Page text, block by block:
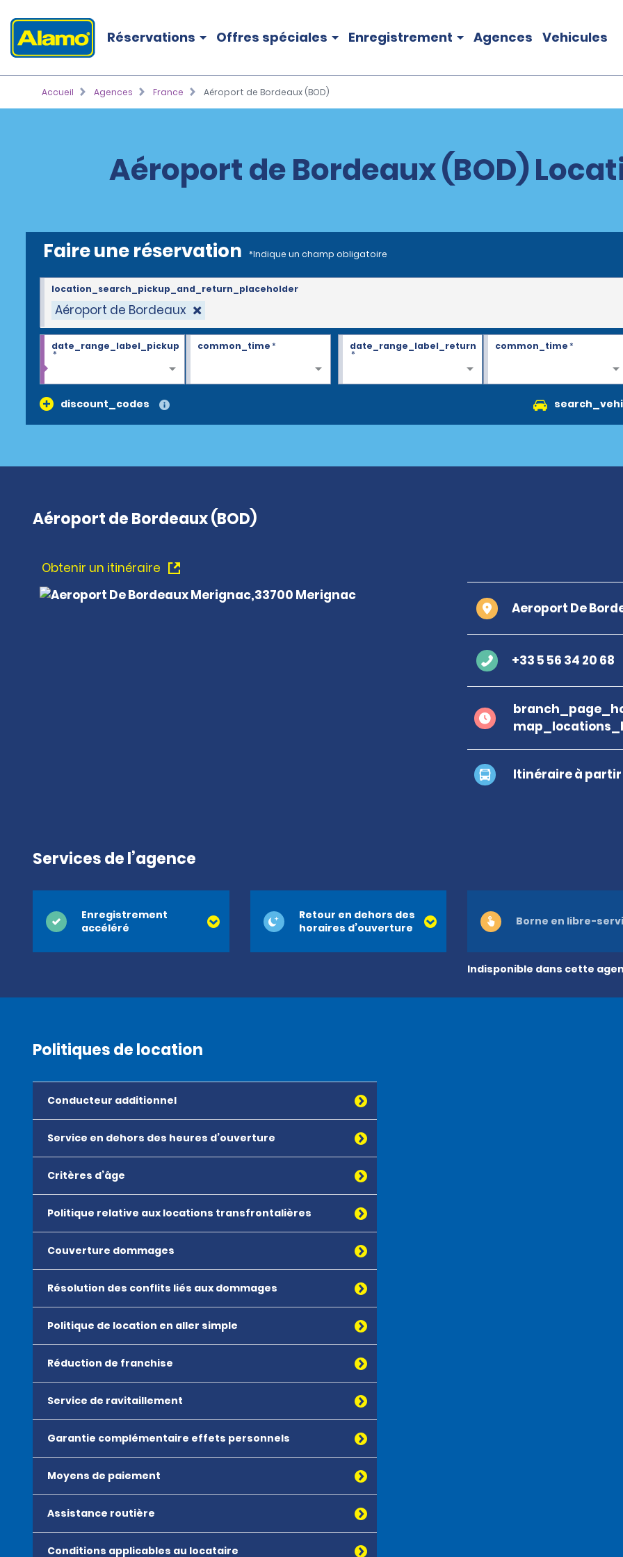
Réservations Offres spéciales Enregistrement Agences Vehicules
Accueil Agences France Aéroport de Bordeaux (BOD)
Aéroport de Bordeaux (BOD)
Faire une réservation *Indique un champ obligatoire
Aéroport de Bordeaux
location_search_pickup_and_return_placeholder
date_range_label_pickup
*
common_time* date_range_label_return
*
common_time*
discount_codes
Aéroport de Bordeaux (BOD)
Obtenir un itinéraire
Aeroport De
+33 5 56 34 20 68
Itinéraire à
Services de l’agence
Enregistrement
accéléré
Retour en dehors des
horaires d’ouverture
Indisponible dans cette
Borne en libre-
Politiques de location
Conducteur additionnel
Service en dehors des heures d’ouverture
Critères d’âge
Politique relative aux locations transfrontalières
Couverture dommages
Résolution des conflits liés aux dommages
Politique de location en aller simple
Réduction de franchise
Service de ravitaillement
Garantie complémentaire effets personnels
Moyens de paiement
Assistance routière
Conditions applicables au locataire